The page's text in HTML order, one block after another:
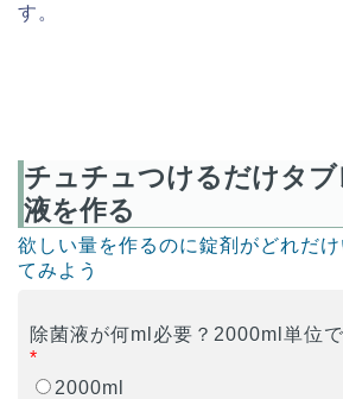
す。
チュチュつけるだけタ
液を作る
欲しい量を作るのに錠剤がどれだ
てみよう
除菌液が何ml必要？2000ml単位
*
2000ml